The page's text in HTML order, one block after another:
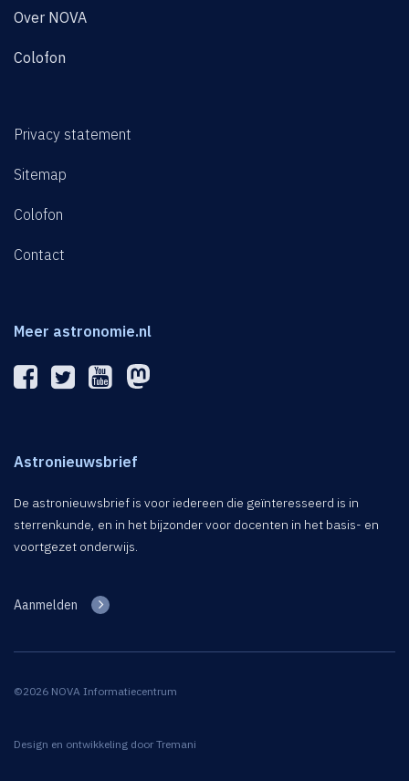
Over NOVA
Colofon
Privacy statement
Sitemap
Colofon
Contact
Meer astronomie.nl
Astronieuwsbrief
De astronieuwsbrief is voor iedereen die geïnteresseerd is in
sterrenkunde, en in het bijzonder voor docenten in het basis- en
voortgezet onderwijs.
Aanmelden
©2026 NOVA Informatiecentrum
Design en ontwikkeling door Tremani